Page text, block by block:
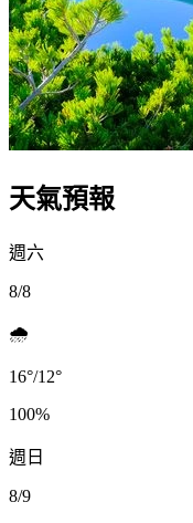
天氣預報
週六
8/8
🌧️
16°/12°
100%
週日
8/9